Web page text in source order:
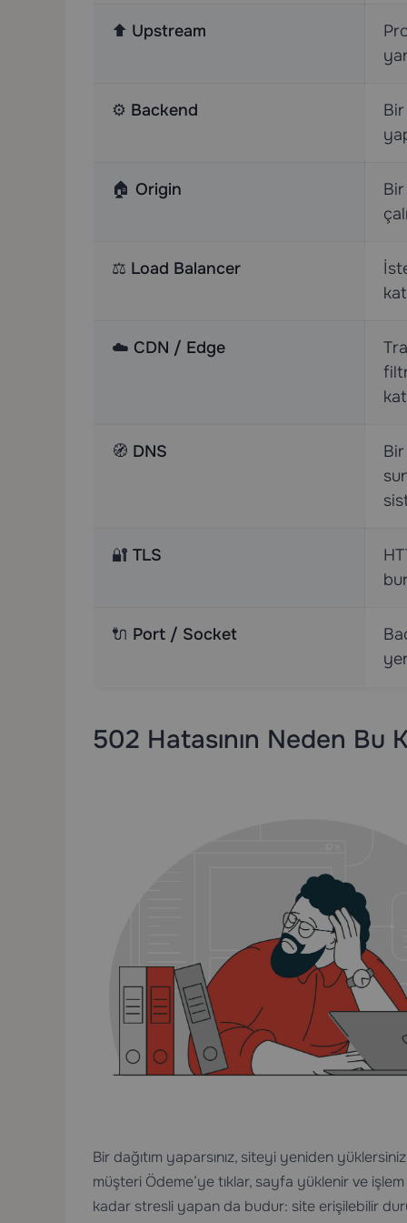
⬆️ Upstream
⚙️ Backend
🏠 Origin
⚖️ Load Balancer
☁️ CDN / Edge
🧭 DNS
🔐 TLS
🔌 Port / Socket
502 Hatasının Neden Bu
Bir dağıtım yaparsınız, siteyi yeniden
müşteri Ödeme’ye tıklar, sayfa yüklenir ve
kadar stresli yapan da budur: site erişilebilir